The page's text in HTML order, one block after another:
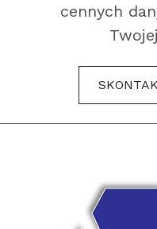
cennych